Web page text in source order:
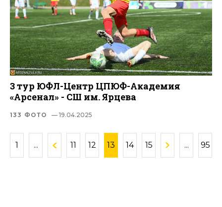
3 тур ЮФЛ-Центр ЦПЮФ-Академия
«Арсенал» - СШ им. Ярцева
133 ФОТО — 19.04.2025
1 ... 11 12 13 14 15 ... 95